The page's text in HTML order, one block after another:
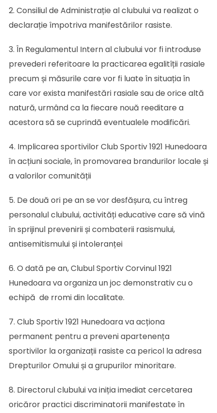
2. Consiliul de Administrație al clubului va realizat o
declarație împotriva manifestărilor rasiste.
3. În Regulamentul Intern al clubului vor fi introduse
prevederi referitoare la practicarea egalitîții rasiale
precum și măsurile care vor fi luate în situația în
care vor exista manifestări rasiale sau de orice altă
natură, urmând ca la fiecare nouă reeditare a
acestora să se cuprindă eventualele modificări.
4. Implicarea sportivilor Club Sportiv 1921 Hunedoara
în acțiuni sociale, în promovarea brandurilor locale și
a valorilor comunității
5. De două ori pe an se vor desfășura, cu întreg
personalul clubului, activități educative care să vină
în sprijinul prevenirii și combaterii rasismului,
antisemitismului și intoleranței
6. O dată pe an, Clubul Sportiv Corvinul 1921
Hunedoara va organiza un joc demonstrativ cu o
echipă de rromi din localitate.
7. Club Sportiv 1921 Hunedoara va acționa
permanent pentru a preveni apartenența
sportivilor la organizații rasiste ca pericol la adresa
Drepturilor Omului și a grupurilor minoritare.
8. Directorul clubului va iniția imediat cercetarea
oricăror practici discriminatorii manifestate în